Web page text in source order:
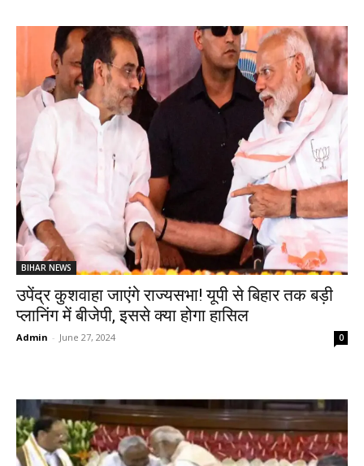
BIHAR NEWS
उपेंद्र कुशवाहा जाएंगे राज्यसभा! यूपी से बिहार तक बड़ी
प्लानिंग में बीजेपी, इससे क्या होगा हासिल
Admin - June 27, 2024 0